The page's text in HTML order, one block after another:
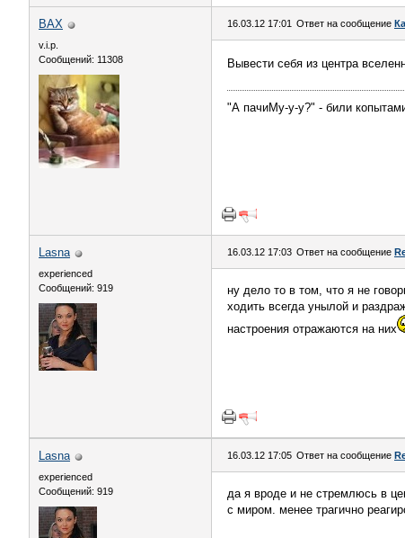
ВАХ
v.i.p.
Сообщений: 11308
16.03.12 17:01 Ответ на сообщение
Вывести себя из центра
"А пачиМу-у-у?" - били
Lasna
experienced
Сообщений: 919
16.03.12 17:03 Ответ на сообщение
ну дело то в том, что я не
ходить всегда унылой и
настроения отражаются на них
Lasna
experienced
Сообщений: 919
16.03.12 17:05 Ответ на сообщение
да я вроде и не стремлюсь в
с миром. менее трагично